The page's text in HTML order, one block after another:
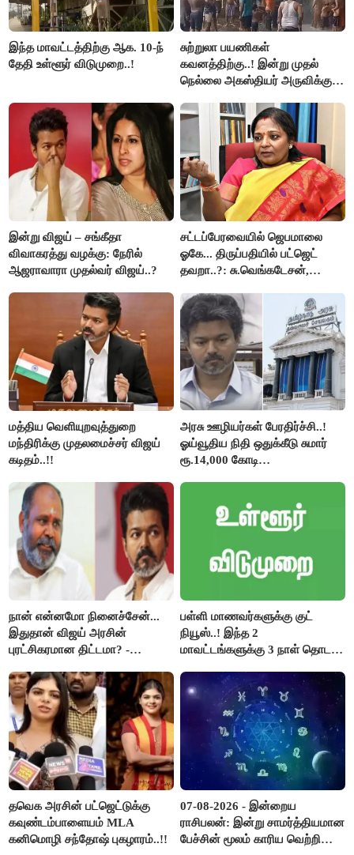
இந்த மாவட்டத்திற்கு ஆக. 10-ந்
தேதி உள்ளூர் விடுமுறை..!
சுற்றுலா பயணிகள்
கவனத்திற்கு..! இன்று முதல்
நெல்லை அகஸ்தியர் அருவிக்கு
இன்று விஜய் – சங்கீதா
விவாகரத்து வழக்கு: நேரில்
ஆஜராவாரா முதல்வர் விஜய்..?
சட்டப்பேரவையில் ஜெபமாலை
ஓகே... திருப்பதியில் பட்ஜெட்
தவறா..?: சு.வெங்கடேசன்,
கேள்வி..!
மத்திய வெளியுறவுத்துறை
மந்திரிக்கு முதலமைச்சர் விஜய்
கடிதம்..!!
அரசு ஊழியர்கள் பேரதிர்ச்சி..!
ஓய்வூதிய நிதி ஒதுக்கீடு சுமார்
ரூ.14,000 கோடி
நான் என்னமோ நினைச்சேன்...
இதுதான் விஜய் அரசின்
புரட்சிகரமான திட்டமா? -
பள்ளி மாணவர்களுக்கு குட்
நியூஸ்..! இந்த 2
மாவட்டங்களுக்கு 3 நாள் தொடர்
தவெக அரசின் பட்ஜெட்டுக்கு
கவுண்டம்பாளையம் MLA
கனிமொழி சந்தோஷ் புகழாரம்..!!
07-08-2026 - இன்றைய
ராசிபலன்: இன்று சாமர்த்தியமான
பேச்சின் மூலம் காரிய வெற்றி